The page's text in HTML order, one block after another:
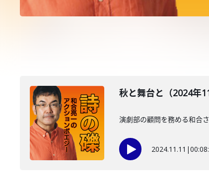
秋と舞台と（2024年
演劇部の顧問を務める和合
2024.11.11 |